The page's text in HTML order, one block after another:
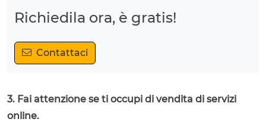
Richiedila ora, è gratis!
Contattaci
3. Fai attenzione se ti occupi di vendita di servizi
online.